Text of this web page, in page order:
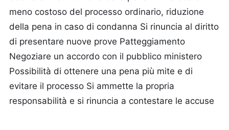
meno costoso del processo ordinario, riduzione
della pena in caso di condanna Si rinuncia al diritto
di presentare nuove prove Patteggiamento
Negoziare un accordo con il pubblico ministero
Possibilità di ottenere una pena più mite e di
evitare il processo Si ammette la propria
responsabilità e si rinuncia a contestare le accuse